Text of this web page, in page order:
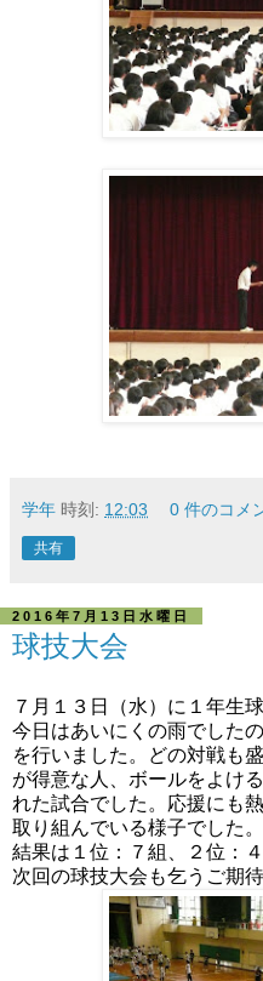
学年 時刻: 12:03 0 件のコメ
共有
2016年7月13日水曜日
球技大会
７月１３日（水）に１年生
今日はあいにくの雨でした
を行いました。どの対戦も
が得意な人、ボールをよけ
れた試合でした。応援にも
取り組んでいる様子でした。
結果は１位：７組、２位：
次回の球技大会も乞うご期待